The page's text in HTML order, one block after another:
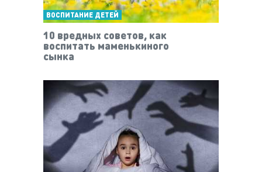
ВОСПИТАНИЕ ДЕТЕЙ
10 вредных советов, как
воспитать маменькиного
сынка